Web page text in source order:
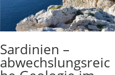
Sardinien –
abwechslungsreic